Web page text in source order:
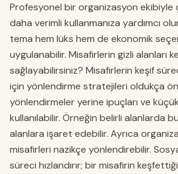
Profesyonel bir organizasyon ekibiyle
daha verimli kullanmanıza yardımcı
tema hem lüks hem de ekonomik
uygulanabilir. Misafirlerin gizli alanları
sağlayabilirsiniz? Misafirlerin keşif
için yönlendirme stratejileri oldukça
yönlendirmeler yerine ipuçları ve
kullanılabilir. Örneğin belirli alanlarda
alanlara işaret edebilir. Ayrıca
misafirleri nazikçe yönlendirebilir.
süreci hızlandırır; bir misafirin